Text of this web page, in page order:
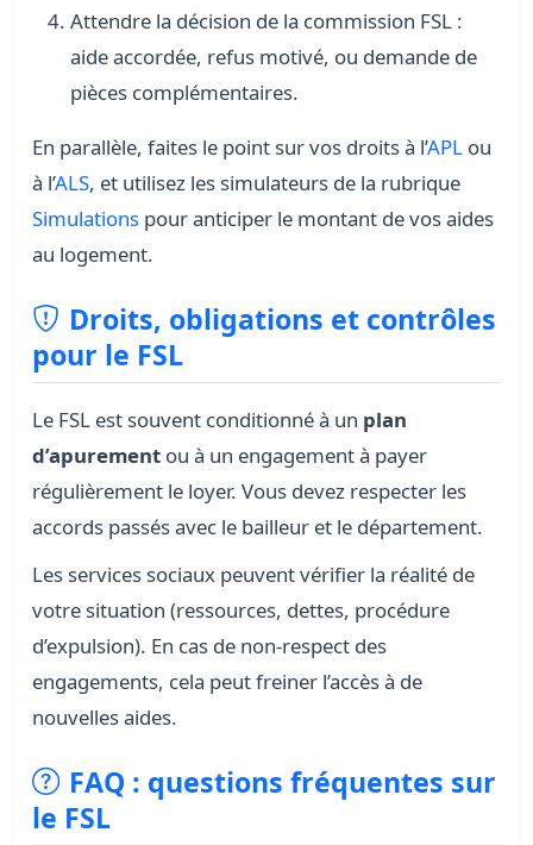
Attendre la décision de la commission FSL :
aide accordée, refus motivé, ou demande de
pièces complémentaires.
En parallèle, faites le point sur vos droits à l’APL ou
à l’ALS, et utilisez les simulateurs de la rubrique
Simulations pour anticiper le montant de vos aides
au logement.
Droits, obligations et contrôles
pour le FSL
Le FSL est souvent conditionné à un plan
d’apurement ou à un engagement à payer
régulièrement le loyer. Vous devez respecter les
accords passés avec le bailleur et le département.
Les services sociaux peuvent vérifier la réalité de
votre situation (ressources, dettes, procédure
d’expulsion). En cas de non-respect des
engagements, cela peut freiner l’accès à de
nouvelles aides.
FAQ : questions fréquentes sur
le FSL